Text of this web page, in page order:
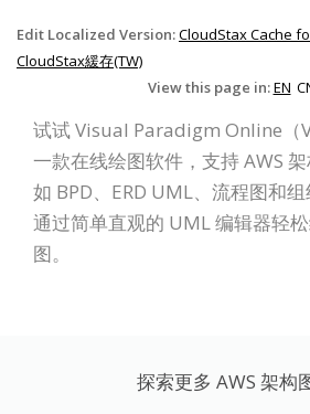
Edit Localized Version:CloudStax Cache
CloudStax緩存(TW)
View this page in:EN
试试 Visual Paradigm Online（
一款在线绘图软件，支持 AWS
如 BPD、ERD UML、流程图和
通过简单直观的 UML 编辑器轻
图。
探索更多 AWS 架构